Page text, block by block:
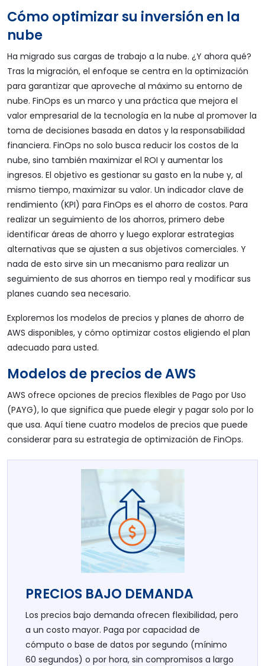
Cómo optimizar su inversión en la
nube
Ha migrado sus cargas de trabajo a la nube. ¿Y ahora qué?
Tras la migración, el enfoque se centra en la optimización
para garantizar que aproveche al máximo su entorno de
nube. FinOps es un marco y una práctica que mejora el
valor empresarial de la tecnología en la nube al promover la
toma de decisiones basada en datos y la responsabilidad
financiera. FinOps no solo busca reducir los costos de la
nube, sino también maximizar el ROI y aumentar los
ingresos. El objetivo es gestionar su gasto en la nube y, al
mismo tiempo, maximizar su valor. Un indicador clave de
rendimiento (KPI) para FinOps es el ahorro de costos. Para
realizar un seguimiento de los ahorros, primero debe
identificar áreas de ahorro y luego explorar estrategias
alternativas que se ajusten a sus objetivos comerciales. Y
nada de esto sirve sin un mecanismo para realizar un
seguimiento de sus ahorros en tiempo real y modificar sus
planes cuando sea necesario.
Exploremos los modelos de precios y planes de ahorro de
AWS disponibles, y cómo optimizar costos eligiendo el plan
adecuado para usted.
Modelos de precios de AWS
AWS ofrece opciones de precios flexibles de Pago por Uso
(PAYG), lo que significa que puede elegir y pagar solo por lo
que usa. Aquí tiene cuatro modelos de precios que puede
considerar para su estrategia de optimización de FinOps.
PRECIOS BAJO DEMANDA
Los precios bajo demanda ofrecen flexibilidad, pero
a un costo mayor. Paga por capacidad de
cómputo o base de datos por segundo (mínimo
60 segundos) o por hora, sin compromisos a largo